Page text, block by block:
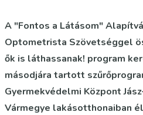
A "Fontos a Látásom"
Optometrista Szövetséggel
ők is láthassanak! program
másodjára tartott
Gyermekvédelmi Központ
Vármegye lakásotthonaiban